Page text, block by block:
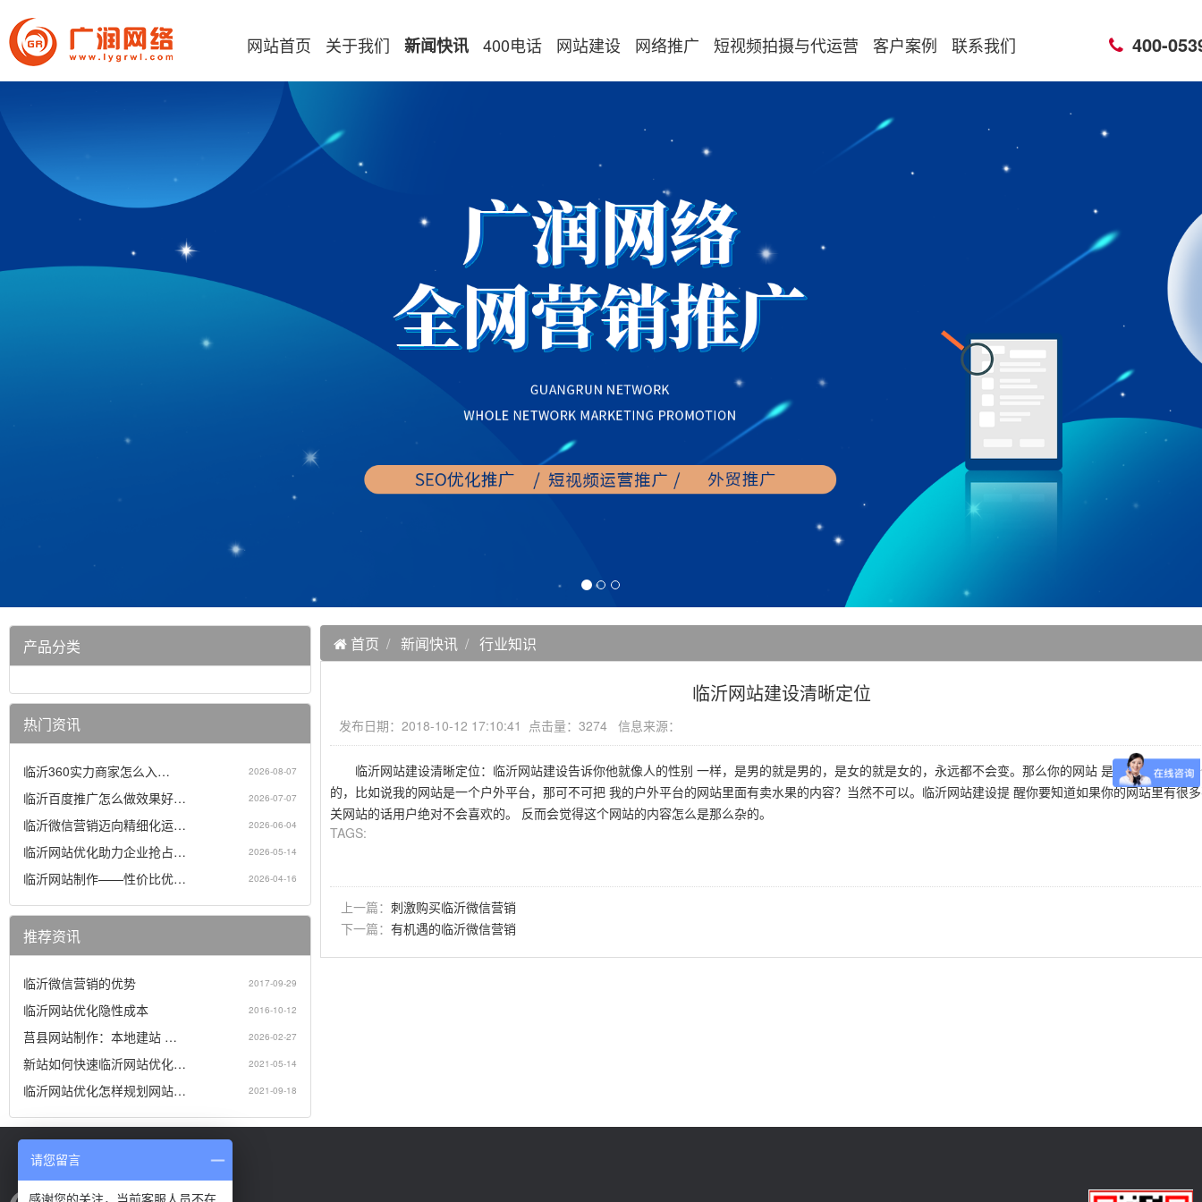
网站首页 关于我们 新闻快讯 400电话 网站建设 网络推广 短视频拍摄与代运营 客户案例 联系我们 400-
产品分类
热门资讯
临沂360实力商家怎么入… 2026-08-07
临沂百度推广怎么做效果好… 2026-07-07
临沂微信营销迈向精细化运… 2026-06-04
临沂网站优化助力企业抢占… 2026-05-14
临沂网站制作——性价比优… 2026-04-16
推荐资讯
临沂微信营销的优势 2017-09-29
临沂网站优化隐性成本 2016-10-12
莒县网站制作：本地建站 … 2026-02-27
新站如何快速临沂网站优化… 2021-05-14
临沂网站优化怎样规划网站… 2021-09-18
首页 新闻快讯 行业知识
临沂网站建设清晰定位
发布日期：2018-10-12 17:10:41 点击量：3274 信息来源：
临沂网站建设清晰定位：临沂网站建设告诉你他就像人的性别 一样，是男的就是男的，是女的就是女的，永远都不会变。那么你的网站 是干什么的就是
的，比如说我的网站是一个户外平台，那可不可把 我的户外平台的网站里面有卖水果的内容？当然不可以。临沂网站建设提 醒你要知道如果你的网站里有很
关网站的话用户绝对不会喜欢的。 反而会觉得这个网站的内容怎么是那么杂的。
TAGS:
上一篇： 刺激购买临沂微信营销
下一篇： 有机遇的临沂微信营销
请您留言